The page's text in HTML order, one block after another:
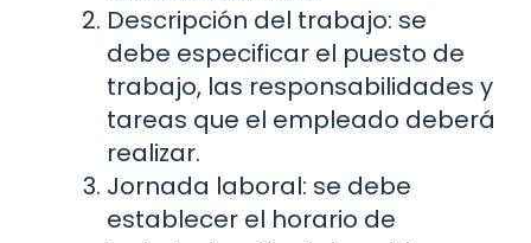
Descripción del trabajo: se
debe especificar el puesto de
trabajo, las responsabilidades y
tareas que el empleado deberá
realizar.
Jornada laboral: se debe
establecer el horario de